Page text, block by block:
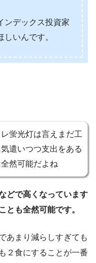
ンデックス投資家
いんです。
蛍光灯は言えまだ工
遣いつつ支出をある
然可能だよね
どで高くなっています
とも全然可能です。
あまり減らしすぎても
２食にすることが一番